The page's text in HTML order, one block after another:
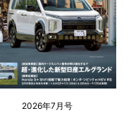
2026年7月号